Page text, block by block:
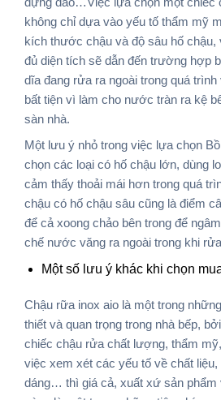
không chỉ dựa vào yếu tố thẩm mỹ
kích thước chậu và độ sâu hố chậu,
đủ diện tích sẽ dẫn đến trường hợp
dĩa đang rửa ra ngoài trong quá
bất tiện vì làm cho nước tràn ra kệ
sàn nhà.
Một lưu ý nhỏ trong việc lựa chọn
chọn các loại có hố chậu lớn, dùng
cảm thấy thoải mái hơn trong quá
chậu có hố chậu sâu cũng là điểm
để cả xoong chảo bên trong để
chế nước văng ra ngoài trong khi
Một số lưu ý khác khi chọn
Chậu rữa inox aio là một trong
thiết và quan trọng trong nhà bếp,
chiếc chậu rửa chất lượng, thẩm
việc xem xét các yếu tố về chất
dáng… thì giá cả, xuất xứ sản phẩm